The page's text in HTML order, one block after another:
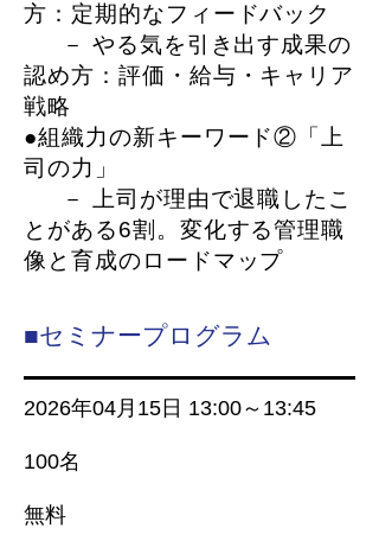
方：定期的なフィードバック
－ やる気を引き出す成果の
認め方：評価・給与・キャリア
戦略
●組織力の新キーワード②「上
司の力」
－ 上司が理由で退職したこ
とがある6割。変化する管理職
像と育成のロードマップ
■セミナープログラム
2026年04月15 日 13:00～13:45
100名
無料